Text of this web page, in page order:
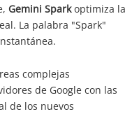
Gemini Sparkoptimiza la
La palabra "Spark"
complejas
de Google con las
de los nuevos